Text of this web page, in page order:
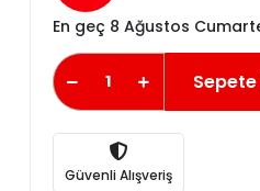
En geç 8 Ağustos
Sepete
Güvenli Alışveriş